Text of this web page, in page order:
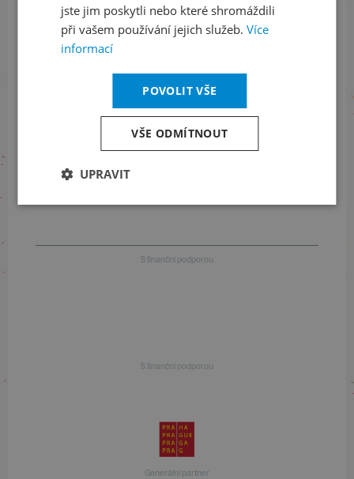
Informace o stavu objednávek
+420 461 049 232
Informace o programu
+420 257 310 414
S finanční podporou
S finanční podporou
Generální partner
jste jim poskytli nebo které shromáždili
při vašem používání jejich služeb. Více
informací
POVOLIT VŠE
VŠE ODMÍTNOUT
UPRAVIT